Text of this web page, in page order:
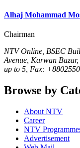
Alhaj Mohammad
Chairman
NTV Online, BSEC
Avenue, Karwan
up to 5, Fax:
Browse by
About NTV
Career
NTV
Advertisement